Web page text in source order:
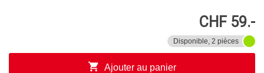
CHF 59.-
Disponible, 2 pièces
shopping_cart Ajouter au panier